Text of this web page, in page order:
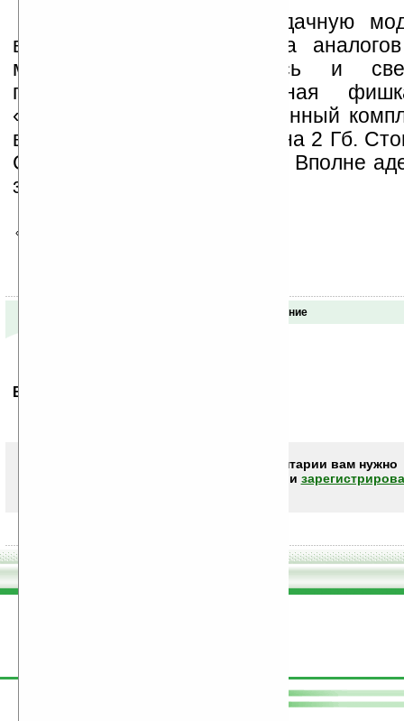
Итого имеет вполне удачную
выглядит интереснее ряда
мировых брендов. Здесь и
платформы, и интересная
«цветомузыке»), и расширенный
включающий карту памяти на 2 Гб.
Cosmo около 270 долларов. Вполне
за смартфон такого уровня.
«хуже
Обсуждение
Ваше мнение будет первым.
Чтобы писать комментарии вам нужно
или